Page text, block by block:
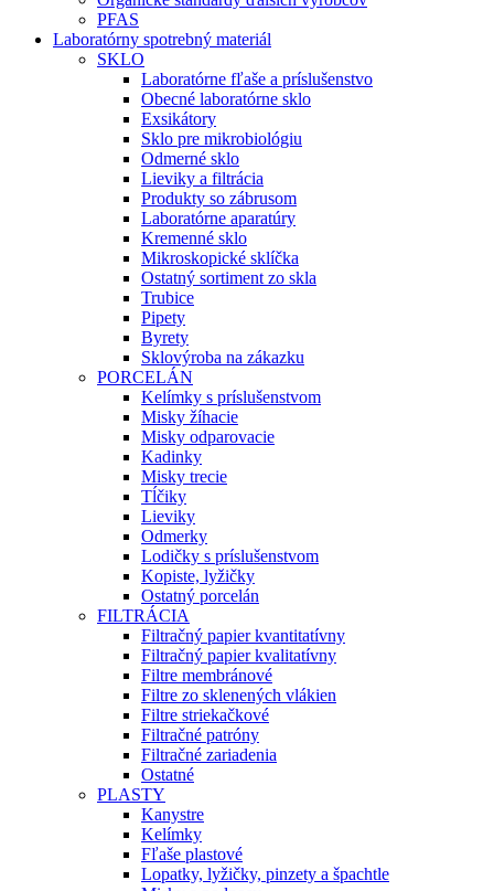
PFAS
Laboratórny spotrebný materiál
SKLO
Laboratórne fľaše a príslušenstvo
Obecné laboratórne sklo
Exsikátory
Sklo pre mikrobiológiu
Odmerné sklo
Lieviky a filtrácia
Produkty so zábrusom
Laboratórne aparatúry
Kremenné sklo
Mikroskopické sklíčka
Ostatný sortiment zo skla
Trubice
Pipety
Byrety
Sklovýroba na zákazku
PORCELÁN
Kelímky s príslušenstvom
Misky žíhacie
Misky odparovacie
Kadinky
Misky trecie
Tĺčiky
Lieviky
Odmerky
Lodičky s príslušenstvom
Kopiste, lyžičky
Ostatný porcelán
FILTRÁCIA
Filtračný papier kvantitatívny
Filtračný papier kvalitatívny
Filtre membránové
Filtre zo sklenených vlákien
Filtre striekačkové
Filtračné patróny
Filtračné zariadenia
Ostatné
PLASTY
Kanystre
Kelímky
Fľaše plastové
Lopatky, lyžičky, pinzety a špachtle